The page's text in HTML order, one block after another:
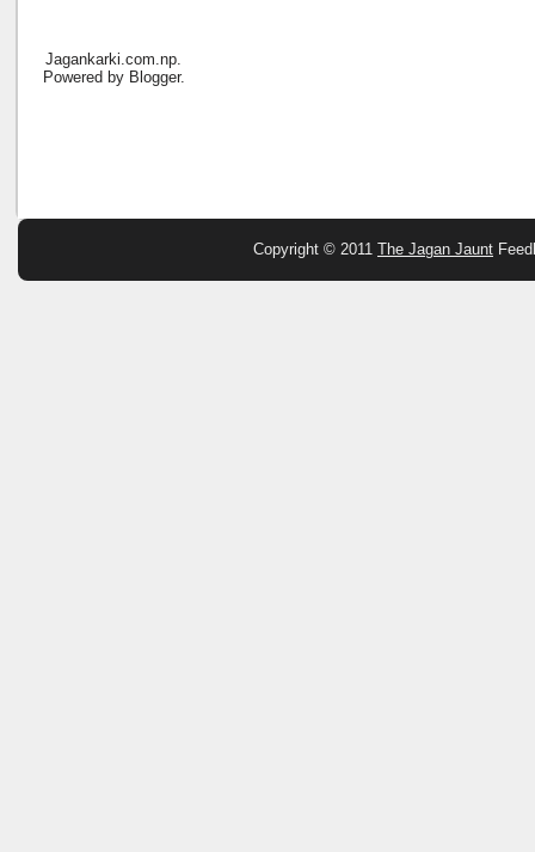
Jagankarki.com.np.
Powered by Blogger.
Copyright © 2011 The Jagan Jaunt